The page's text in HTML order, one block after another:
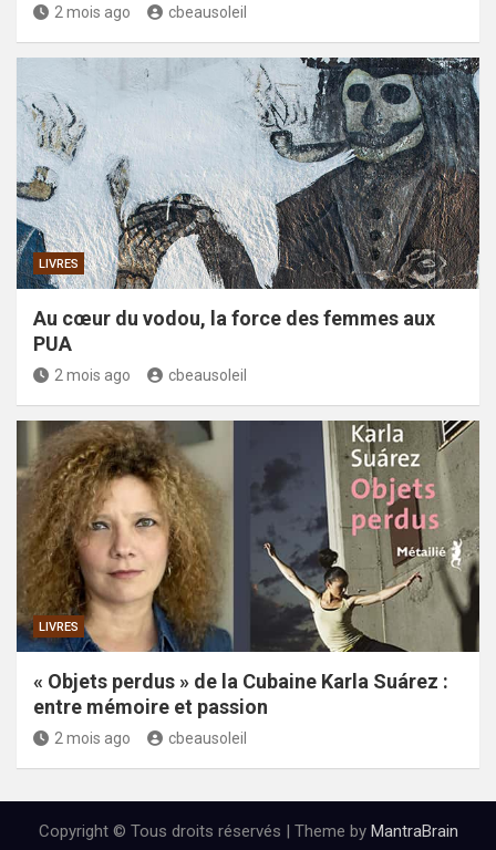
2 mois ago cbeausoleil
LIVRES
Au cœur du vodou, la force des femmes aux
PUA
2 mois ago cbeausoleil
LIVRES
« Objets perdus » de la Cubaine Karla Suárez :
entre mémoire et passion
2 mois ago cbeausoleil
Copyright © Tous droits réservés | Theme by MantraBrain